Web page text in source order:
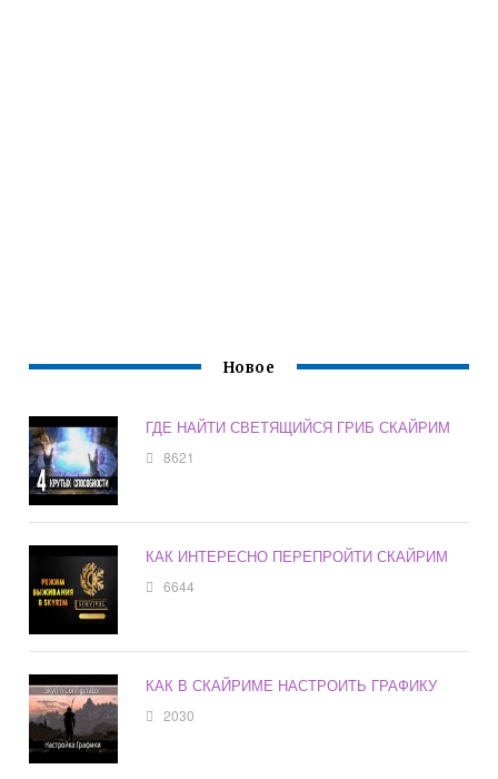
Новое
ГДЕ НАЙТИ СВЕТЯЩИЙСЯ ГРИБ СКАЙРИМ
8621
КАК ИНТЕРЕСНО ПЕРЕПРОЙТИ СКАЙРИМ
6644
КАК В СКАЙРИМЕ НАСТРОИТЬ ГРАФИКУ
2030